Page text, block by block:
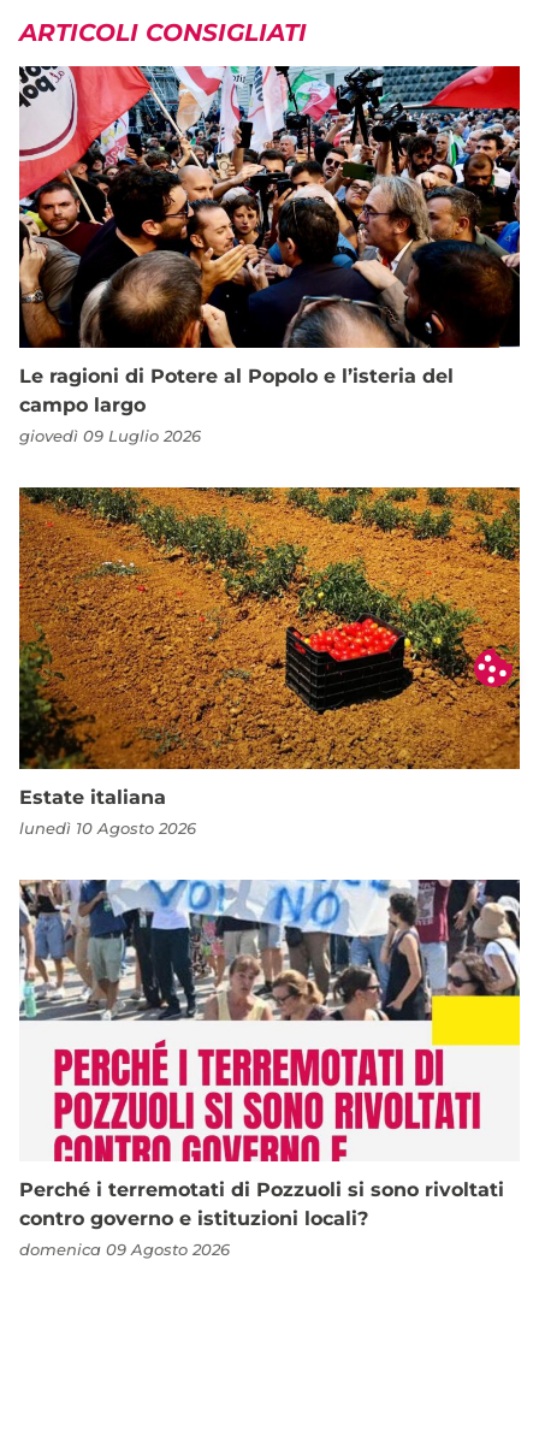
ARTICOLI CONSIGLIATI
Le ragioni di Potere al Popolo e l’isteria del
campo largo
giovedì 09 Luglio 2026
Estate italiana
lunedì 10 Agosto 2026
Perché i terremotati di Pozzuoli si sono rivoltati
contro governo e istituzioni locali?
domenica 09 Agosto 2026